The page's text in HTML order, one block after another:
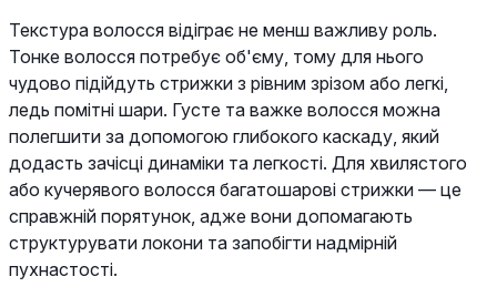
Текстура волосся відіграє не менш важливу роль.
Тонке волосся потребує об'єму, тому для нього
чудово підійдуть стрижки з рівним зрізом або легкі,
ледь помітні шари. Густе та важке волосся можна
полегшити за допомогою глибокого каскаду, який
додасть зачісці динаміки та легкості. Для хвилястого
або кучерявого волосся багатошарові стрижки — це
справжній порятунок, адже вони допомагають
структурувати локони та запобігти надмірній
пухнастості.